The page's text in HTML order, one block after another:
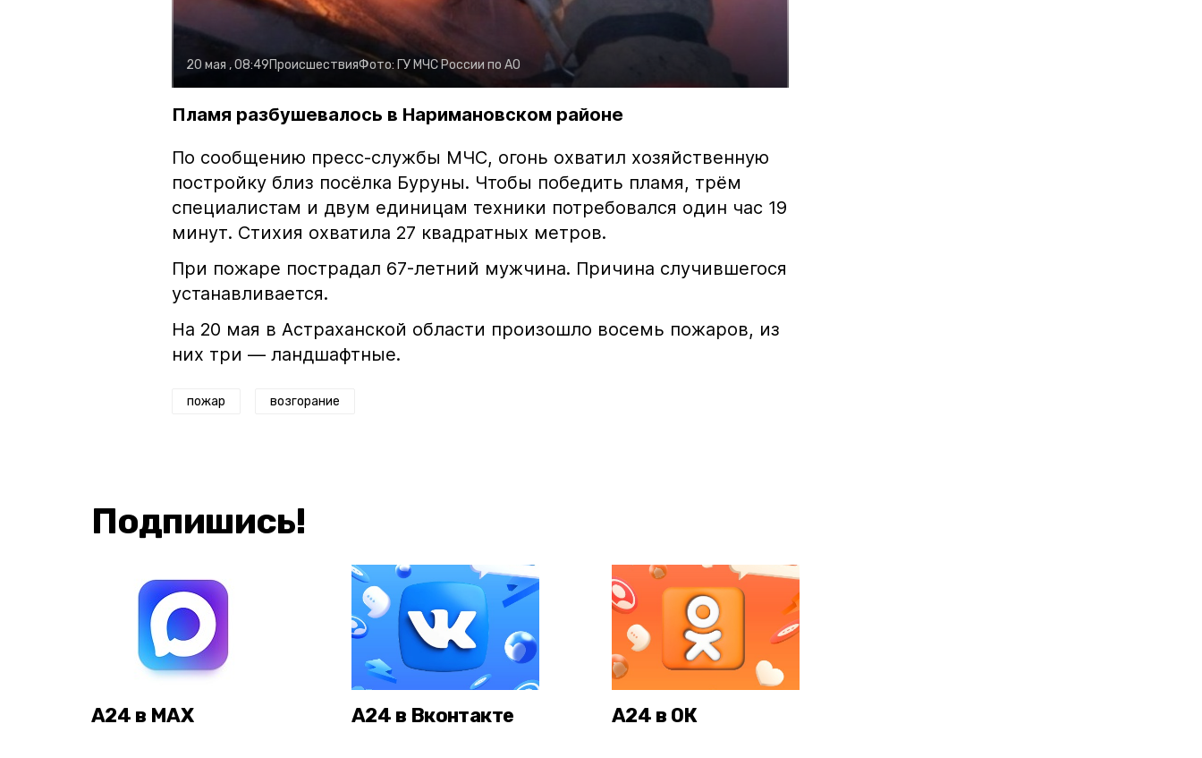
20 мая , 08:49ПроисшествияФото: ГУ МЧС России по АО
Пламя разбушевалось в Наримановском районе
По сообщению пресс-службы МЧС, огонь охватил хозяйственную
постройку близ посёлка Буруны. Чтобы победить пламя, трём
специалистам и двум единицам техники потребовался один час 19
минут. Стихия охватила 27 квадратных метров.
При пожаре пострадал 67-летний мужчина. Причина случившегося
устанавливается.
На 20 мая в Астраханской области произошло восемь пожаров, из
них три — ландшафтные.
пожар возгорание
Подпишись!
А24 в MAX А24 в Вконтакте А24 в ОК